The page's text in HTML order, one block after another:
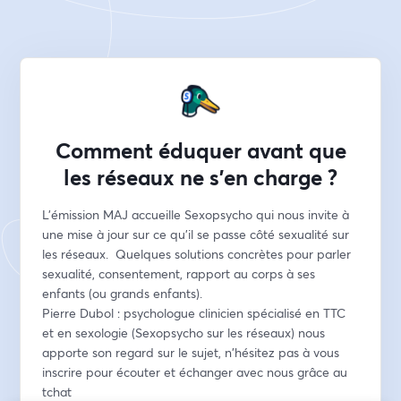
Comment éduquer avant que
les réseaux ne s'en charge ?
L'émission MAJ accueille Sexopsycho qui nous invite à
une mise à jour sur ce qu'il se passe côté sexualité sur
les réseaux.  Quelques solutions concrètes pour parler
sexualité, consentement, rapport au corps à ses
enfants (ou grands enfants).
Pierre Dubol : psychologue clinicien spécialisé en TTC
et en sexologie (Sexopsycho sur les réseaux) nous
apporte son regard sur le sujet, n'hésitez pas à vous
inscrire pour écouter et échanger avec nous grâce au
tchat